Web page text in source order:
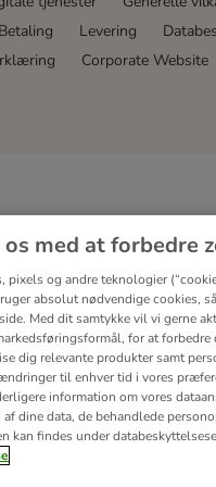
Betaling Levering
Corporate Website
med at forbedre
pixels og andre teknologier
absolut nødvendige cookies,
Med dit samtykke vil vi gerne
for at forbedre
dig relevante produkter samt
til enhver tid i vores
information om vores
​​dine data, de behandlede
kan findes under